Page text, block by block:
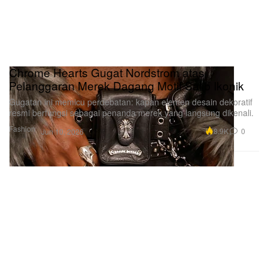
Fashion
Chrome Hearts Gugat Nordstrom atas
Pelanggaran Merek Dagang Motif Salib Ikonik
Gugatan ini memicu perdebatan: kapan elemen desain dekoratif
resmi berfungsi sebagai penanda merek yang langsung dikenali.
Jun 10, 2026 8.9K 0